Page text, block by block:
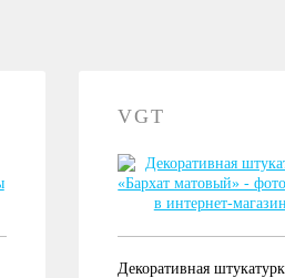
VGT
Декоративная